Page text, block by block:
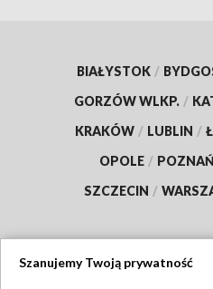
BIAŁYSTOK /
GORZÓW WLKP. /
KRAKÓW / LUBLIN /
OPOLE / POZNAŃ
SZCZECIN /
Szanujemy Twoją prywatność